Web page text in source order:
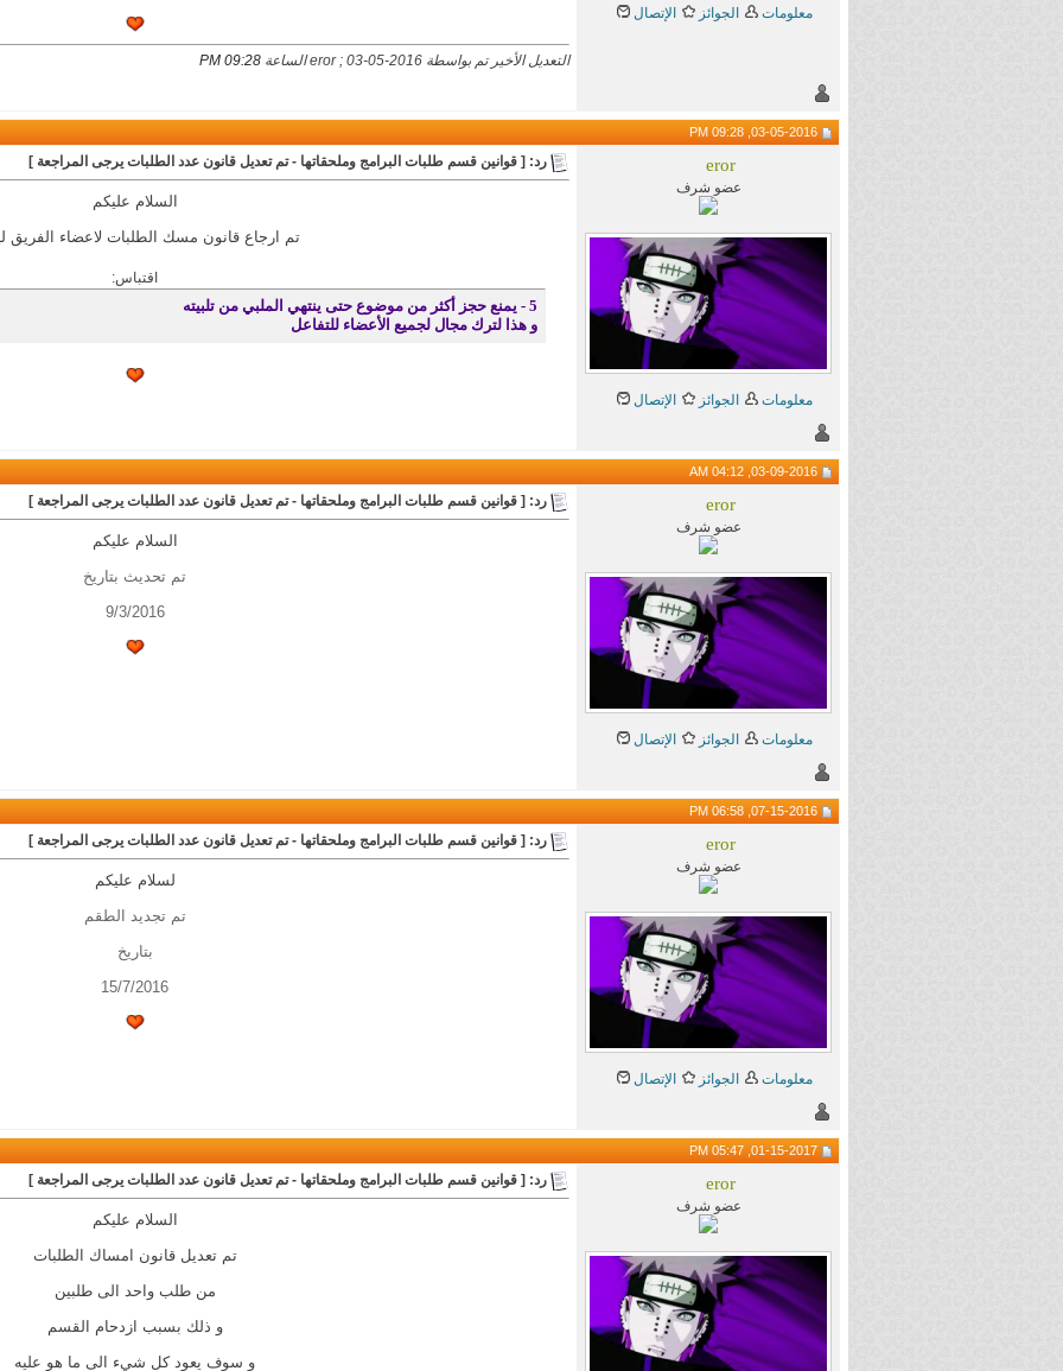
معلومات الجوائز الإتصال
التعديل الأخير تم بواسطة eror ; 03-05-2016 الساعة 09:28 PM
eror
عضو شرف
معلومات الجوائز الإتصال
رد: [ قوانين قسم طلبات البرامج وملحقاتها - تم تعديل قانون عدد الطلبات يرجى المراجعة ]
السلام عليكم
تم ارجاع قانون مسك الطلبات لاعضاء الفريق
اقتباس:
5 - يمنع حجز أكثر من موضوع حتى ينتهي الملبي من تلبيته
و هذا لترك مجال لجميع الأعضاء للتفاعل
eror
عضو شرف
معلومات الجوائز الإتصال
رد: [ قوانين قسم طلبات البرامج وملحقاتها - تم تعديل قانون عدد الطلبات يرجى المراجعة ]
السلام عليكم
تم تحديث بتاريخ
9/3/2016
eror
عضو شرف
معلومات الجوائز الإتصال
رد: [ قوانين قسم طلبات البرامج وملحقاتها - تم تعديل قانون عدد الطلبات يرجى المراجعة ]
لسلام عليكم
تم تجديد الطقم
بتاريخ
15/7/2016
eror
عضو شرف
رد: [ قوانين قسم طلبات البرامج وملحقاتها - تم تعديل قانون عدد الطلبات يرجى المراجعة ]
السلام عليكم
تم تعديل قانون امساك الطلبات
من طلب واحد الى طلبين
و ذلك بسبب ازدحام القسم
و سوف يعود كل شيء الى ما هو عليه